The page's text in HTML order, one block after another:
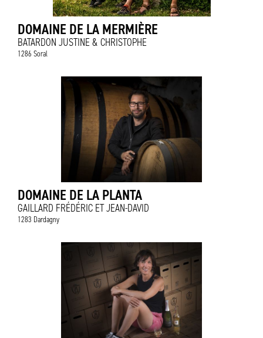
DOMAINE DE LA MERMIÈRE
BATARDON JUSTINE & CHRISTOPHE
1286 Soral
DOMAINE DE LA PLANTA
GAILLARD FRÉDÉRIC ET JEAN-DAVID
1283 Dardagny